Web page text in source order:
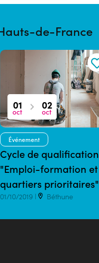
de-France
01
oct
02
oct
Événement
Cycle de qualification
"Emploi-formation et
quartiers prioritaires"
01/10/2019 | Béthune